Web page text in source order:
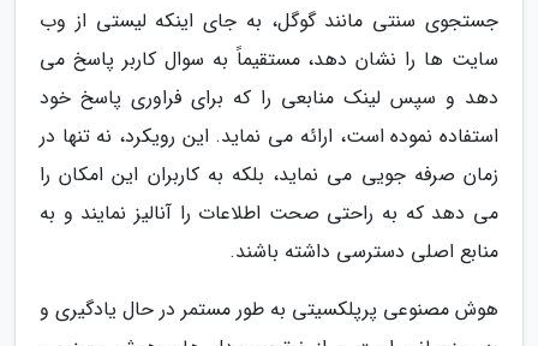
جستجوی سنتی مانند گوگل، به جای اینکه لیستی از وب
سایت ها را نشان دهد، مستقیماً به سوال کاربر پاسخ می
دهد و سپس لینک منابعی را که برای فراوری پاسخ خود
استفاده نموده است، ارائه می نماید. این رویکرد، نه تنها در
زمان صرفه جویی می نماید، بلکه به کاربران این امکان را
می دهد که به راحتی صحت اطلاعات را آنالیز نمایند و به
منابع اصلی دسترسی داشته باشند.
هوش مصنوعی پرپلکسیتی به طور مستمر در حال یادگیری و